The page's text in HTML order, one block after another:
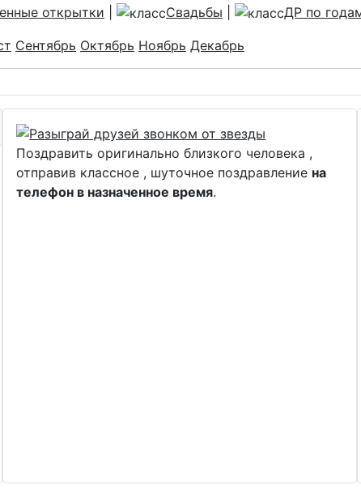
открытки Свадьбы ДР по
Сентябрь Октябрь Ноябрь Декабрь
Поздравить оригинально близкого человека ,
отправив классное , шуточное поздравление на
телефон в назначенное время.